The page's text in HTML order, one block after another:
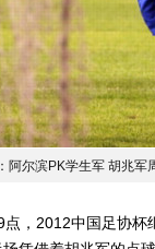
阿尔滨PK学生军 胡兆军
2012中国足协杯